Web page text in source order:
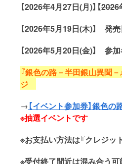
【2026年4月27日(月)】【2026
【2026年5月19日(木)】 発
【2026年5月20日(金)】 参
『銀色の路－半田銀山異聞
ジ
→【イベント参加券】銀色
※抽選イベントです
※お支払い方法は『クレジッ
※受付終了間近は混み合う可